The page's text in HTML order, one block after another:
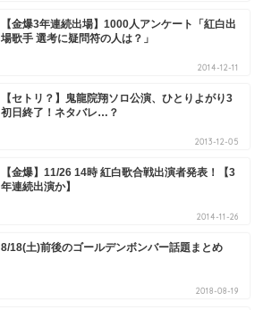
【金爆3年連続出場】1000人アンケート「紅白出
場歌手 選考に疑問符の人は？」
2014-12-11
【セトリ？】鬼龍院翔ソロ公演、ひとりよがり3
初日終了！ネタバレ…？
2013-12-05
【金爆】11/26 14時 紅白歌合戦出演者発表！【3
年連続出演か】
2014-11-26
8/18(土)前後のゴールデンボンバー話題まとめ
2018-08-19